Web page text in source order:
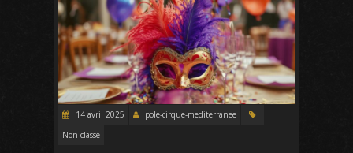
14 avril 2025
pole-cirque-mediterranee
Non classé